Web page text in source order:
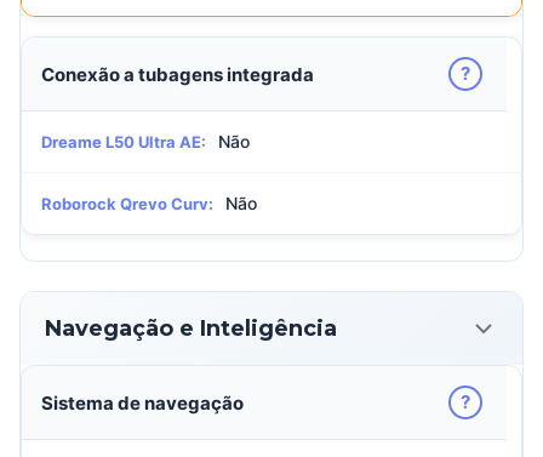
Conexão a tubagens integrada ?
Dreame L50 Ultra AE: Não
Roborock Qrevo Curv: Não
Navegação e Inteligência
Sistema de navegação ?